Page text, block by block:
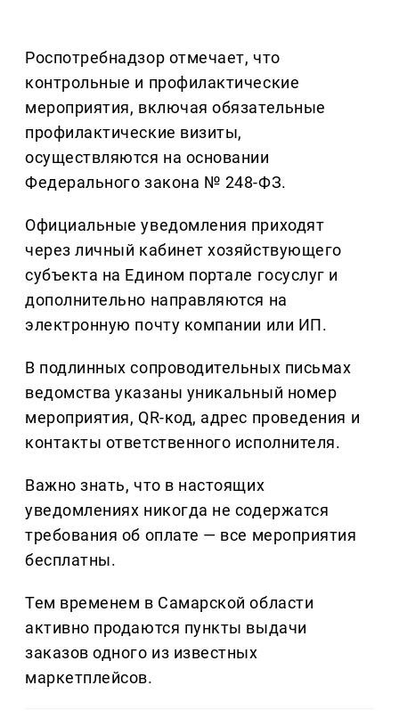
Роспотребнадзор отмечает, что
контрольные и профилактические
мероприятия, включая обязательные
профилактические визиты,
осуществляются на основании
Федерального закона № 248-ФЗ.
Официальные уведомления приходят
через личный кабинет хозяйствующего
субъекта на Едином портале госуслуг и
дополнительно направляются на
электронную почту компании или ИП.
В подлинных сопроводительных письмах
ведомства указаны уникальный номер
мероприятия, QR-код, адрес проведения и
контакты ответственного исполнителя.
Важно знать, что в настоящих
уведомлениях никогда не содержатся
требования об оплате — все мероприятия
бесплатны.
Тем временем в Самарской области
активно продаются пункты выдачи
заказов одного из известных
маркетплейсов.